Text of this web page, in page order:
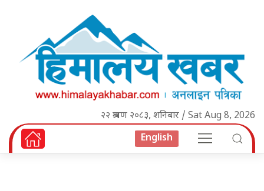
२२ श्रावण २०८३, शनिबार / Sat Aug 8, 2026
English